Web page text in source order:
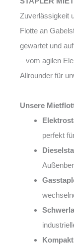
Zuverlässigkeit
Flotte an
gewartet und
– vom agilen
Allrounder für
Unsere
perfekt